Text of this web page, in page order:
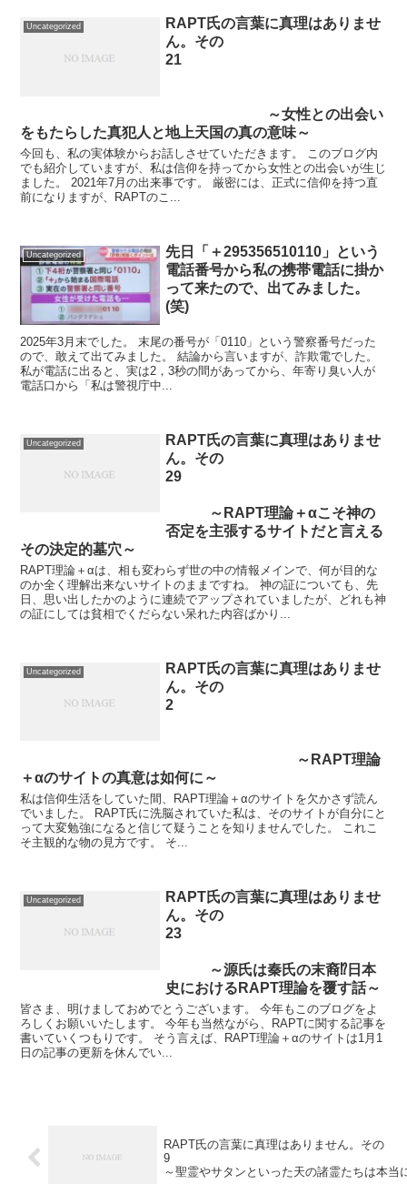
Uncategorized
RAPT氏の言葉に真理はありませ
ん。その
21
～女性との出会い
をもたらした真犯人と地上天国の真の意味～
今回も、私の実体験からお話しさせていただきます。 このブログ内
でも紹介していますが、私は信仰を持ってから女性との出会いが生じ
ました。 2021年7月の出来事です。 厳密には、正式に信仰を持つ直
前になりますが、RAPTのこ...
Uncategorized
先日「＋295356510110」という
電話番号から私の携帯電話に掛か
って来たので、出てみました。
(笑)
2025年3月末でした。 末尾の番号が「0110」という警察番号だった
ので、敢えて出てみました。 結論から言いますが、詐欺電でした。
私が電話に出ると、実は2，3秒の間があってから、年寄り臭い人が
電話口から「私は警視庁中...
Uncategorized
RAPT氏の言葉に真理はありませ
ん。その
29
～RAPT理論＋αこそ神の
否定を主張するサイトだと言える
その決定的墓穴～
RAPT理論＋αは、相も変わらず世の中の情報メインで、何が目的な
のか全く理解出来ないサイトのままですね。 神の証についても、先
日、思い出したかのように連続でアップされていましたが、どれも神
の証にしては貧相でくだらない呆れた内容ばかり...
Uncategorized
RAPT氏の言葉に真理はありませ
ん。その
2
～RAPT理論
＋αのサイトの真意は如何に～
私は信仰生活をしていた間、RAPT理論＋αのサイトを欠かさず読ん
でいました。 RAPT氏に洗脳されていた私は、そのサイトが自分にと
って大変勉強になると信じて疑うことを知りませんでした。 これこ
そ主観的な物の見方です。 そ...
Uncategorized
RAPT氏の言葉に真理はありませ
ん。その
23
～源氏は秦氏の末裔⁉日本
史におけるRAPT理論を覆す話～
皆さま、明けましておめでとうございます。 今年もこのブログをよ
ろしくお願いいたします。 今年も当然ながら、RAPTに関する記事を
書いていくつもりです。 そう言えば、RAPT理論＋αのサイトは1月1
日の記事の更新を休んでい...
RAPT氏の言葉に真理はありません。その
～聖霊やサタンといっ